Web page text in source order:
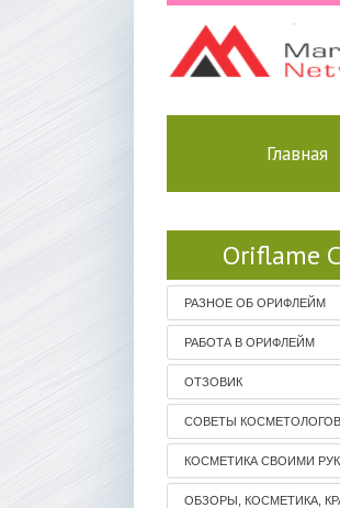
Главная
Oriflame
РАЗНОЕ ОБ ОРИФЛЕЙМ
РАБОТА В ОРИФЛЕЙМ
ОТЗОВИК
СОВЕТЫ КОСМЕТОЛОГОВ
КОСМЕТИКА СВОИМИ
ОБЗОРЫ, КОСМЕТИКА,